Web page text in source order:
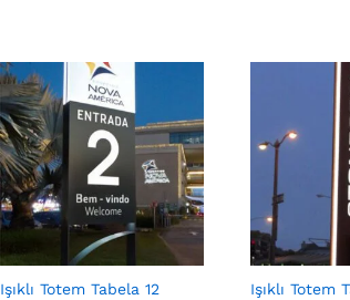
Işıklı Totem Tabela 12 Işıklı Totem